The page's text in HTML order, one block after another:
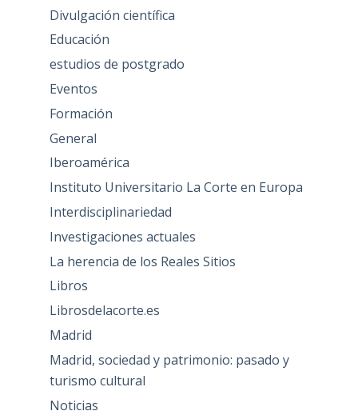
Divulgación científica
Educación
estudios de postgrado
Eventos
Formación
General
Iberoamérica
Instituto Universitario La Corte en Europa
Interdisciplinariedad
Investigaciones actuales
La herencia de los Reales Sitios
Libros
Librosdelacorte.es
Madrid
Madrid, sociedad y patrimonio: pasado y
turismo cultural
Noticias